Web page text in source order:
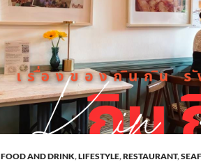
FOOD AND DRINK,LIFESTYLE,RESTAURANT,